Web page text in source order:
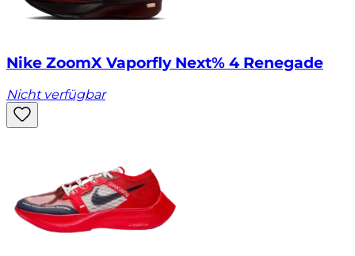
Nike ZoomX Vaporfly Next% 4 Renegade
Nicht verfügbar